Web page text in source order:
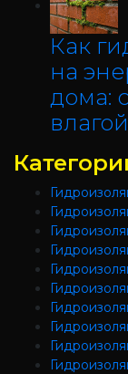
Как
на
дома: